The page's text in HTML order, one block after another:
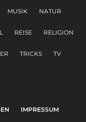
MUSIK NATUR
REISE RELIGION
TRICKS TV
IMPRESSUM